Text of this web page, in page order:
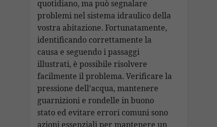
quotidiano, ma può segnalare
problemi nel sistema idraulico della
vostra abitazione. Fortunatamente,
identificando correttamente la
causa e seguendo i passaggi
illustrati, è possibile risolvere
facilmente il problema. Verificare la
pressione dell’acqua, mantenere
guarnizioni e rondelle in buono
stato ed evitare errori comuni sono
azioni essenziali per mantenere un